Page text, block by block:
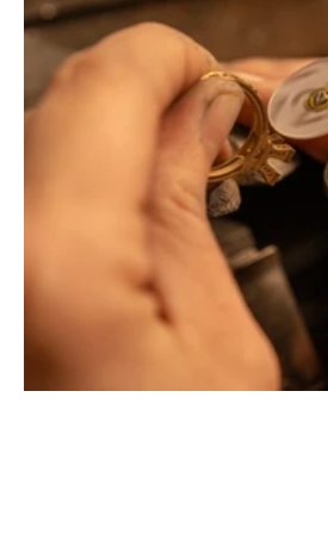
Montbrison, Lyon,
Philippe &
Créateurs joailliers,
joaillerie traditionnelle en y
couleurs hors du commun. Au
Maison Tournaire a forgé son
d'élévation en puisant dans ses
différentes
La Maison Tournaire qui a ouvert
Montbrison, en France, propose